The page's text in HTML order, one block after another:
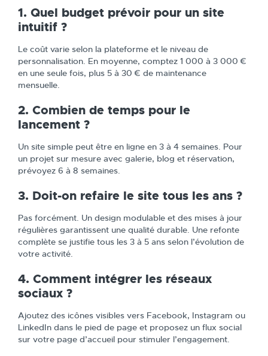
1. Quel budget prévoir pour un site
intuitif ?
Le coût varie selon la plateforme et le niveau de
personnalisation. En moyenne, comptez 1 000 à 3 000 €
en une seule fois, plus 5 à 30 € de maintenance
mensuelle.
2. Combien de temps pour le
lancement ?
Un site simple peut être en ligne en 3 à 4 semaines. Pour
un projet sur mesure avec galerie, blog et réservation,
prévoyez 6 à 8 semaines.
3. Doit-on refaire le site tous les ans ?
Pas forcément. Un design modulable et des mises à jour
régulières garantissent une qualité durable. Une refonte
complète se justifie tous les 3 à 5 ans selon l’évolution de
votre activité.
4. Comment intégrer les réseaux
sociaux ?
Ajoutez des icônes visibles vers Facebook, Instagram ou
LinkedIn dans le pied de page et proposez un flux social
sur votre page d’accueil pour stimuler l’engagement.